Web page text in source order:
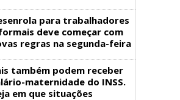
para trabalhadores
deve começar com
regras na segunda-feira
também podem receber
maternidade do INSS.
em que situações